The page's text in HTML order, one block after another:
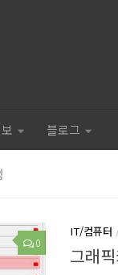
블로그
0
IT/컴퓨터
그래